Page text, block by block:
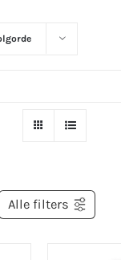
Alle filters